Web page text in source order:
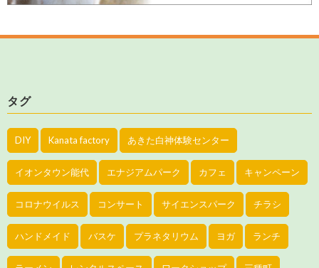
タグ
DIY Kanata factory あきた白神体験センター
イオンタウン能代 エナジアムパーク カフェ キャンペーン
コロナウイルス コンサート サイエンスパーク チラシ
ハンドメイド バスケ プラネタリウム ヨガ ランチ